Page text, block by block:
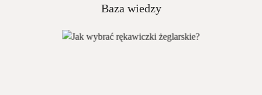
Baza wiedzy